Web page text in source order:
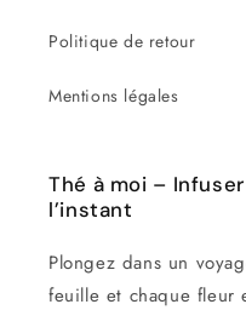
Politique de retour
Mentions légales
Thé à moi –
l’instant
Plongez dans un
feuille et chaque fleur